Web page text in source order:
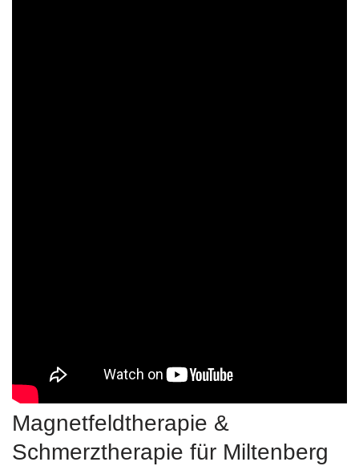
Magnetfeldtherapie &
Schmerztherapie für Miltenberg